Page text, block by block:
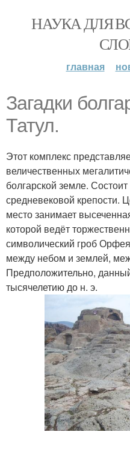
НАУКА ДЛЯ
главная
Загадки
Татул.
Этот комплекс
величественных
болгарской земле.
средневековой крепости.
место занимает
которой ведёт
символический гроб
между небом и землей,
Предположительно,
тысячелетию до н. э.